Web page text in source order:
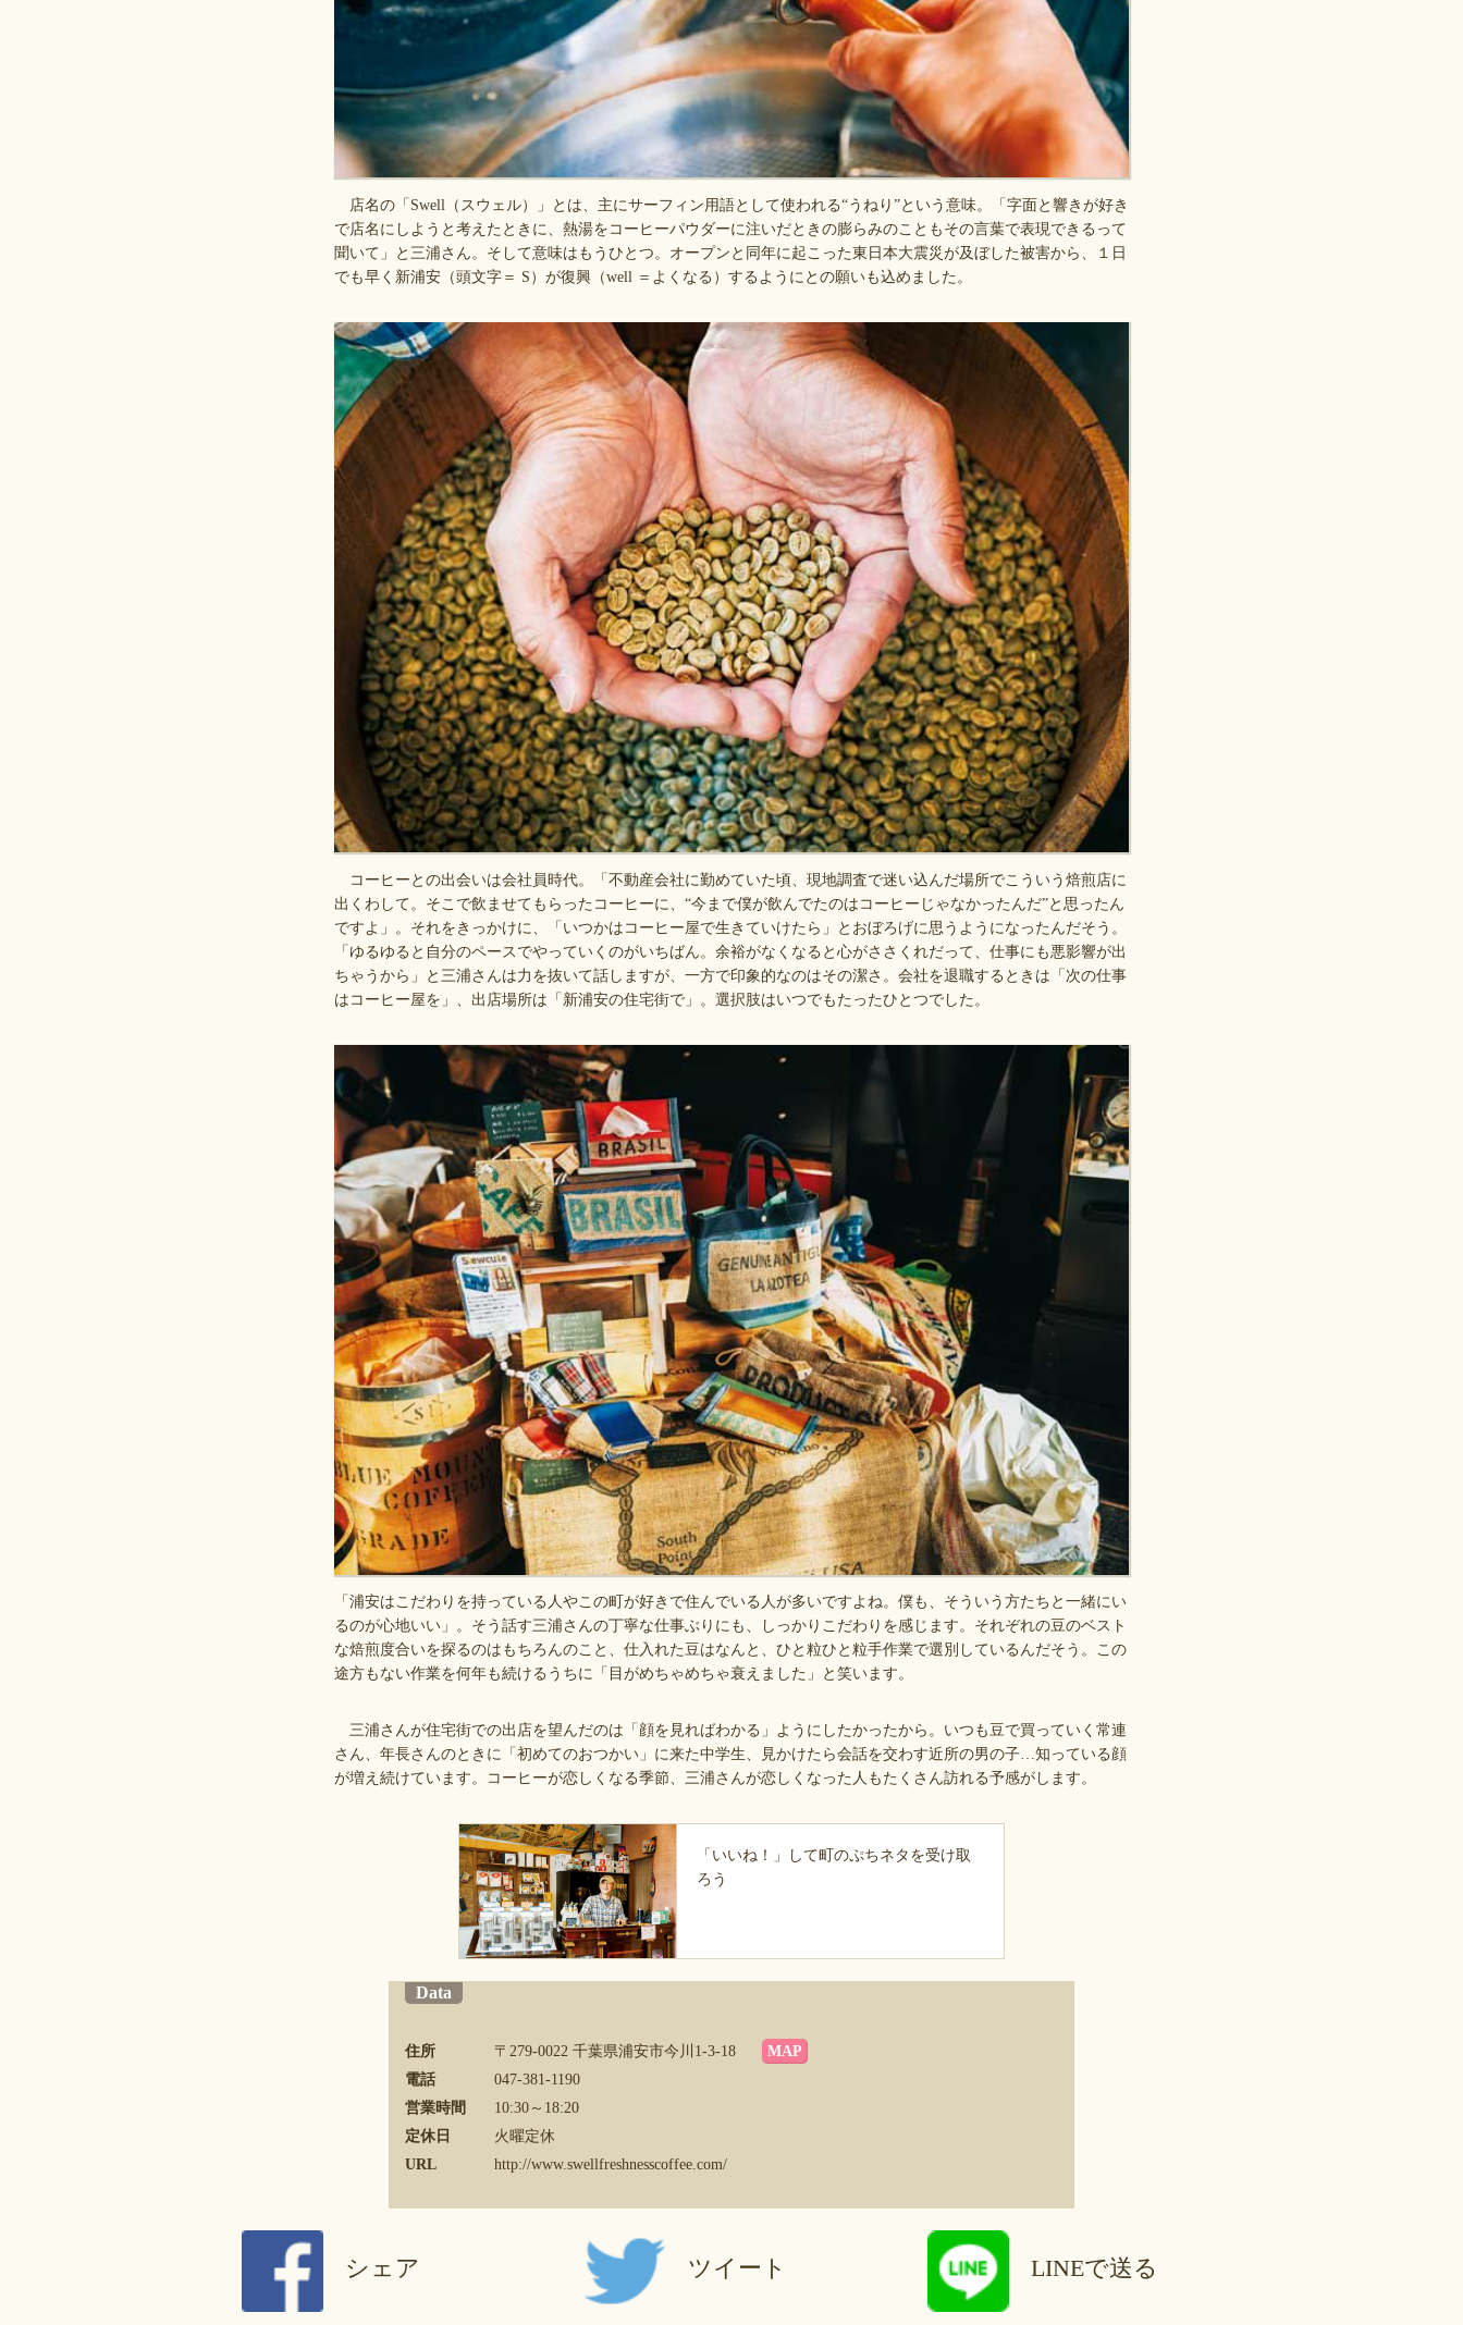
店名の「Swell（スウェル）」とは、主にサーフィン用語として使われる“うねり”という意味。「字面と響きが好き
で店名にしようと考えたときに、熱湯をコーヒーパウダーに注いだときの膨らみのこともその言葉で表現できるって
聞いて」と三浦さん。そして意味はもうひとつ。オープンと同年に起こった東日本大震災が及ぼした被害から、１日
でも早く新浦安（頭文字＝ S）が復興（well ＝よくなる）するようにとの願いも込めました。
コーヒーとの出会いは会社員時代。「不動産会社に勤めていた頃、現地調査で迷い込んだ場所でこういう焙煎店に
出くわして。そこで飲ませてもらったコーヒーに、“今まで僕が飲んでたのはコーヒーじゃなかったんだ”と思ったん
ですよ」。それをきっかけに、「いつかはコーヒー屋で生きていけたら」とおぼろげに思うようになったんだそう。
「ゆるゆると自分のペースでやっていくのがいちばん。余裕がなくなると心がささくれだって、仕事にも悪影響が出
ちゃうから」と三浦さんは力を抜いて話しますが、一方で印象的なのはその潔さ。会社を退職するときは「次の仕事
はコーヒー屋を」、出店場所は「新浦安の住宅街で」。選択肢はいつでもたったひとつでした。
「浦安はこだわりを持っている人やこの町が好きで住んでいる人が多いですよね。僕も、そういう方たちと一緒にい
るのが心地いい」。そう話す三浦さんの丁寧な仕事ぶりにも、しっかりこだわりを感じます。それぞれの豆のベスト
な焙煎度合いを探るのはもちろんのこと、仕入れた豆はなんと、ひと粒ひと粒手作業で選別しているんだそう。この
途方もない作業を何年も続けるうちに「目がめちゃめちゃ衰えました」と笑います。
三浦さんが住宅街での出店を望んだのは「顔を見ればわかる」ようにしたかったから。いつも豆で買っていく常連
さん、年長さんのときに「初めてのおつかい」に来た中学生、見かけたら会話を交わす近所の男の子…知っている顔
が増え続けています。コーヒーが恋しくなる季節、三浦さんが恋しくなった人もたくさん訪れる予感がします。
「いいね！」して町のぷちネタを受け取
ろう
Data
住所 〒279-0022 千葉県浦安市今川1-3-18
MAP
電話
047-381-1190
営業時間
10:30～18:20
定休日
火曜定休
URL
http://www.swellfreshnesscoffee.com/
シェア ツイート LINEで送る